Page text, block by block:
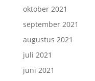
oktober 2021
september 2021
augustus 2021
juli 2021
juni 2021